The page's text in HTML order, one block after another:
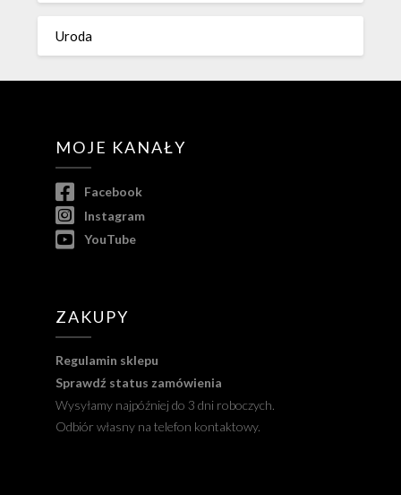
Uroda
MOJE KANAŁY
Facebook
Instagram
YouTube
ZAKUPY
Regulamin sklepu
Sprawdź status zamówienia
Wysyłamy najpóźniej do 3 dni roboczych.
Odbiór własny na telefon kontaktowy.